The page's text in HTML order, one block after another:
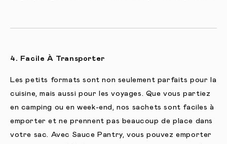
4. Facile À Transporter
Les petits formats sont non seulement parfaits pour la
cuisine, mais aussi pour les voyages. Que vous partiez
en camping ou en week-end, nos sachets sont faciles à
emporter et ne prennent pas beaucoup de place dans
votre sac. Avec Sauce Pantry, vous pouvez emporter